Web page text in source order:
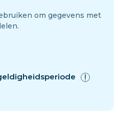
om gegevens met